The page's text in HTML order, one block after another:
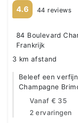
4.6 44 reviews
84 Boulevard
Frankrijk
3 km afstand
Beleef een
Champagne
Vanaf € 35
2 ervaringen